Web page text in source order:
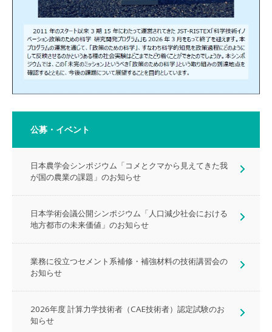
公募・イベント
日本農学会シンポジウム「コメとクマから見えてきた我
が国の農業の課題」のお知らせ
日本学術会議公開シンポジウム「人口減少社会における
地方都市の未来価値」のお知らせ
業務に役立つセメント系補修・補強材料の技術講習会の
お知らせ
2026年度 計算力学技術者（CAE技術者）認定試験のお
知らせ